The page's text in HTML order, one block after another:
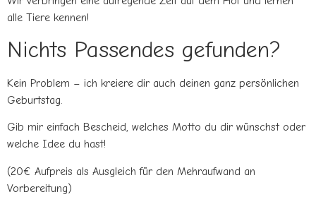
alle Tiere kennen!
Nichts Passendes gefunden?
Kein Problem – ich kreiere dir auch deinen ganz persönlichen
Geburtstag.
Gib mir einfach Bescheid, welches Motto du dir wünschst oder
welche Idee du hast!
(20€ Aufpreis als Ausgleich für den Mehraufwand an
Vorbereitung)